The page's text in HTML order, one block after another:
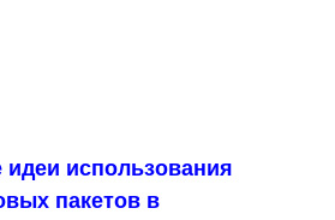
идеи использования
пакетов в